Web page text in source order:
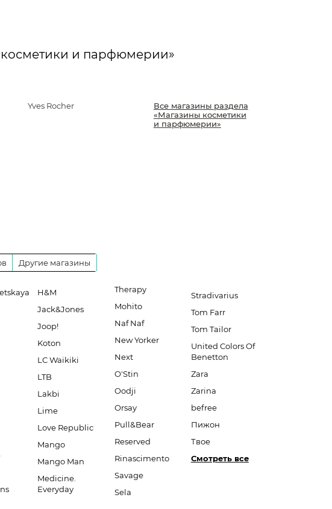
и парфюмерии»
Yves Rocher
Все магазины раздела
«Магазины косметики
и парфюмерии»
Другие магазины
H&M
Jack&Jones
Joop!
Koton
LC Waikiki
LTB
Lakbi
Lime
Love Republic
Mango
Mango Man
Medicine.
Everyday
Therapy
Mohito
Naf Naf
New Yorker
Next
O'Stin
Oodji
Orsay
Pull&Bear
Reserved
Rinascimento
Savage
Sela
Stradivarius
Tom Farr
Tom Tailor
United Colors Of
Benetton
Zara
Zarina
befree
Пижон
Твое
Смотреть все